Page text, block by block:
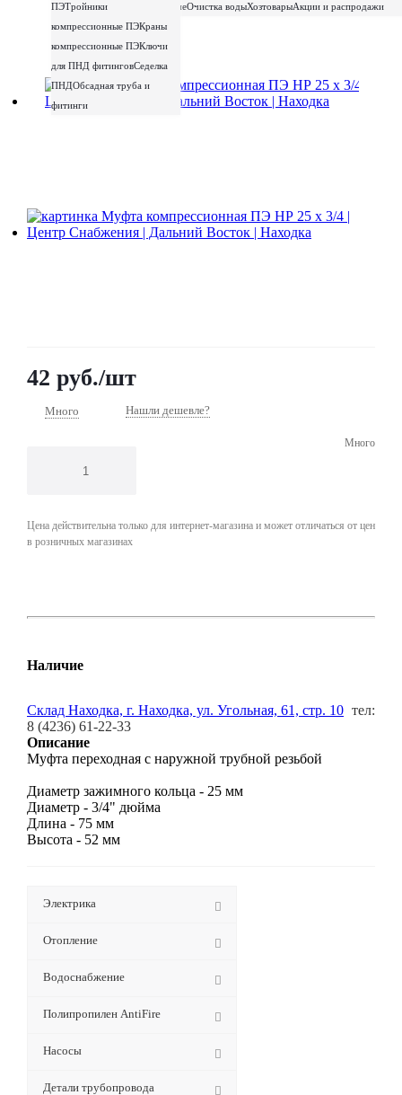
металлическиеОчистка водыХозтоварыАкции и распродажи
ПЭТройники
компрессионные ПЭКраны
компрессионные ПЭКлючи
для ПНД фитинговСеделка
ПНДОбсадная труба и
фитинги
42 руб./шт
Много Нашли дешевле?
Цена действительна только для интернет-магазина и может отличаться от цен
в розничных магазинах
Наличие
Склад Находка, г. Находка, ул. Угольная, 61, стр. 10 тел:
8 (4236) 61-22-33
Много
Описание
Муфта переходная с наружной трубной резьбой
Диаметр зажимного кольца - 25 мм
Диаметр - 3/4" дюйма
Длина - 75 мм
Высота - 52 мм
Электрика
Отопление
Водоснабжение
Полипропилен AntiFire
Насосы
Детали трубопровода